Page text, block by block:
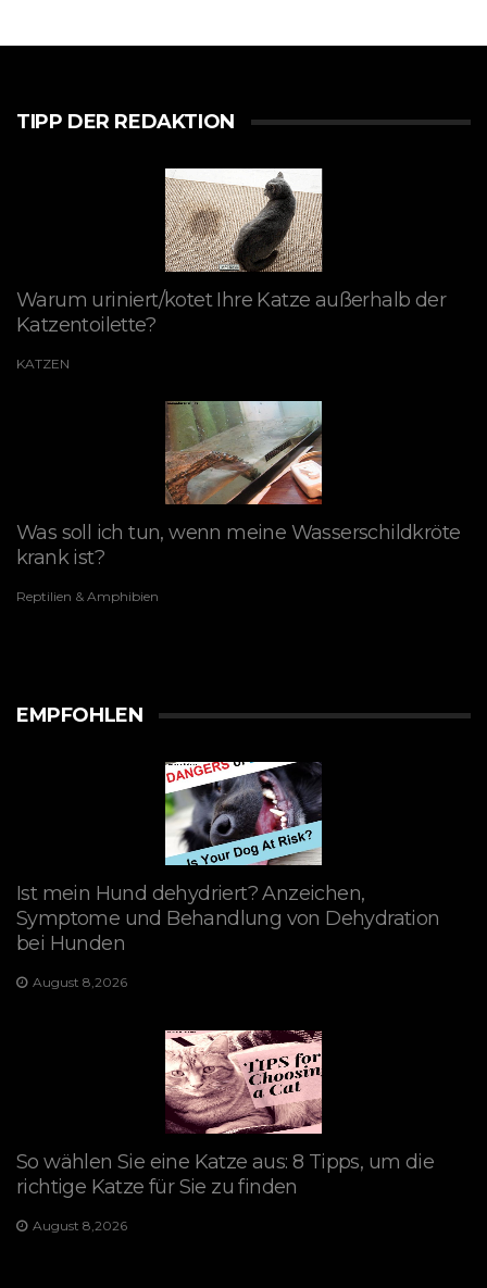
TIPP DER REDAKTION
Warum uriniert/kotet Ihre Katze außerhalb der
Katzentoilette?
KATZEN
Was soll ich tun, wenn meine Wasserschildkröte
krank ist?
Reptilien & Amphibien
EMPFOHLEN
Ist mein Hund dehydriert? Anzeichen,
Symptome und Behandlung von Dehydration
bei Hunden
August 8,2026
So wählen Sie eine Katze aus: 8 Tipps, um die
richtige Katze für Sie zu finden
August 8,2026